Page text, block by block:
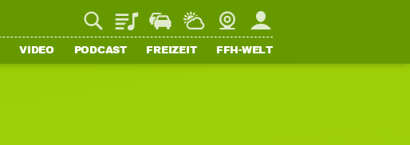
PlaylistStaupilotWetterWebcamMein FFH
VIDEO PODCAST FREIZEIT FFH-WELT